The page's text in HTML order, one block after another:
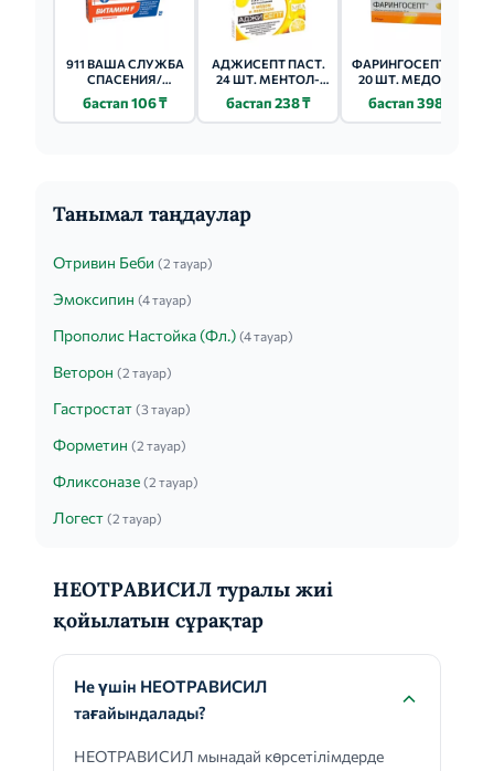
911 ВАША СЛУЖБА
СПАСЕНИЯ/
ПОМОЩЬ
ЛЕДЕНЦЫ Б/
бастап 106 ₸
АДЖИСЕПТ ПАСТ.
24 ШТ. МЕНТОЛ-
бастап 238 ₸
ФАРИНГОСЕПТ ТАБ
20 ШТ. МЕДОВО-
бастап 398 ₸
Танымал таңдаулар
Отривин Беби (2 тауар)
Эмоксипин (4 тауар)
Прополис Настойка (Фл.) (4 тауар)
Веторон (2 тауар)
Гастростат (3 тауар)
Форметин (2 тауар)
Фликсоназе (2 тауар)
Логест (2 тауар)
НЕОТРАВИСИЛ туралы жиі
қойылатын сұрақтар
Не үшін НЕОТРАВИСИЛ
тағайындалады?
НЕОТРАВИСИЛ мынадай көрсетілімдерде